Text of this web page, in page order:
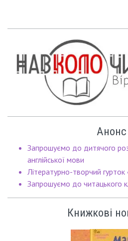
Анонс
Запрошуємо до дитячого
англійської мови
Літературно-творчий
Запрошуємо до читацького
Книжкові